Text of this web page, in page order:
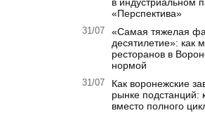
в индустриальном
«Перспектива»
31/07
«Самая тяжелая
десятилетие»: как
ресторанов в
нормой
31/07
Как воронежские
рынке подстанций:
вместо полного